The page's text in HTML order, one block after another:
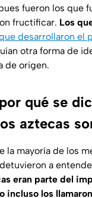
fueron los que
fructificar. Los
desarrollaron el
otra forma de
de origen.
qué se
aztecas
la mayoría de los
a
eran parte del
incluso los